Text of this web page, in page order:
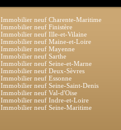
Immobilier neuf Charente-Maritime
Immobilier neuf Finistère
Immobilier neuf Ille-et-Vilaine
Immobilier neuf Maine-et-Loire
Immobilier neuf Mayenne
Immobilier neuf Sarthe
Immobilier neuf Seine-et-Marne
Immobilier neuf Deux-Sèvres
Immobilier neuf Essonne
Immobilier neuf Seine-Saint-Denis
Immobilier neuf Val-d'Oise
Immobilier neuf Indre-et-Loire
Immobilier neuf Seine-Maritime